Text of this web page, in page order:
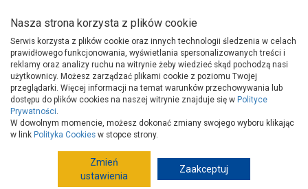
Strona główna Budowa i remont Rynny
Rynny PVC
Rynny, rury PVC
Rynna dachowa 100 mm - 4 m miedziana Magnat GAMRAT
Nasza strona korzysta z plików cookie
Serwis korzysta z plików cookie oraz innych technologii śledzenia w celach
prawidłowego funkcjonowania, wyświetlania spersonalizowanych treści i
reklamy oraz analizy ruchu na witrynie żeby wiedzieć skąd pochodzą nasi
użytkownicy. Możesz zarządzać plikami cookie z poziomu Twojej
przeglądarki. Więcej informacji na temat warunków przechowywania lub
dostępu do plików cookies na naszej witrynie znajduje się w Polityce
Prywatności.
W dowolnym momencie, możesz dokonać zmiany swojego wyboru klikając
w link Polityka Cookies w stopce strony.
Zmień
ustawienia
Zaakceptuj